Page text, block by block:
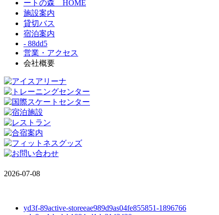
ートの森 HOME
施設案内
貸切バス
宿泊案内
- 88dd5
営業・アクセス
会社概要
2026-07-08
yd3f-89active-storeeae989d9as04fe855851-1896766